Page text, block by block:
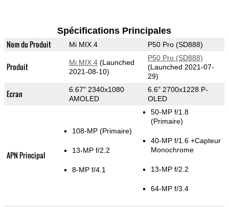
Spécifications Principales
Nom du Produit Mi MIX 4 P50 Pro (SD888)
Produit Mi MIX 4(Launched
2021-08-10)
P50 Pro (SD888)
(Launched 2021-07-
29)
Ecran
6.67" 2340x1080
AMOLED
6.6" 2700x1228 P-
OLED
APN Principal
108-MP (Primaire)
13-MP f/2.2
8-MP f/4.1
50-MP f/1.8
(Primaire)
40-MP f/1.6 +Capteur
Monochrome
13-MP f/2.2
64-MP f/3.4